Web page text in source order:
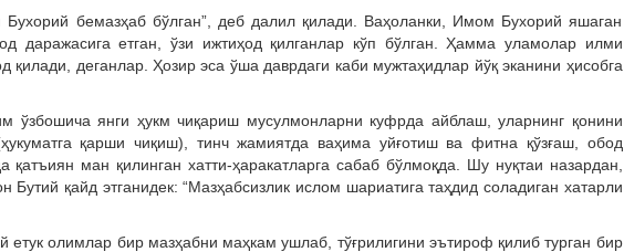
бемазҳаб бўлган”, деб далил қилади. Ваҳоланки, Имом Бухорий яшаган
даражасига етган, ўзи ижтиҳод қилганлар кўп бўлган. Ҳамма уламолар илми
қилади, деганлар. Ҳозир эса ўша даврдаги каби мужтаҳидлар йўқ эканини ҳисобга
ўзбошича янги ҳукм чиқариш мусулмонларни куфрда айблаш, уларнинг қонини
қарши чиқиш), тинч жамиятда ваҳима уйғотиш ва фитна қўзғаш, обод
ман қилинган хатти-ҳаракатларга сабаб бўлмоқда. Шу нуқтаи назардан,
қайд этганидек: “Мазҳабсизлик ислом шариатига таҳдид соладиган хатарли
олимлар бир мазҳабни маҳкам ушлаб, тўғрилигини эътироф қилиб турган бир